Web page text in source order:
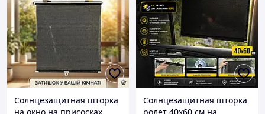
Солнцезащитная шторка
Солнцезащитная шторка